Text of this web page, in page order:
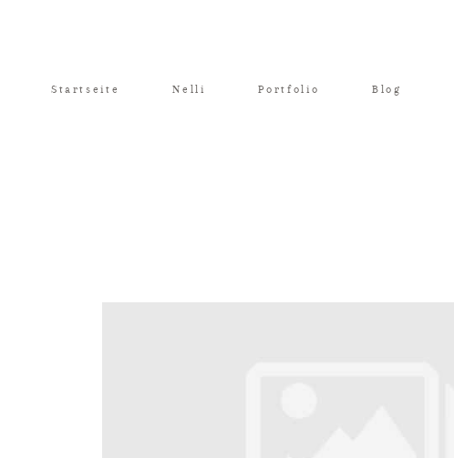
Startseite Nelli Portfolio Blog